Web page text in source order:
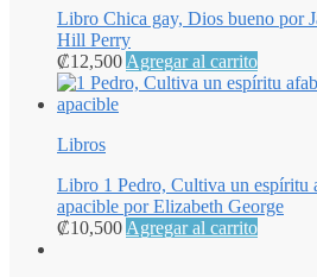
Libro Chica gay, Dios bueno por
Hill Perry
₡12,500 Agregar al carrito
Libros
Libro 1 Pedro, Cultiva un espíritu
apacible por Elizabeth George
₡10,500 Agregar al carrito